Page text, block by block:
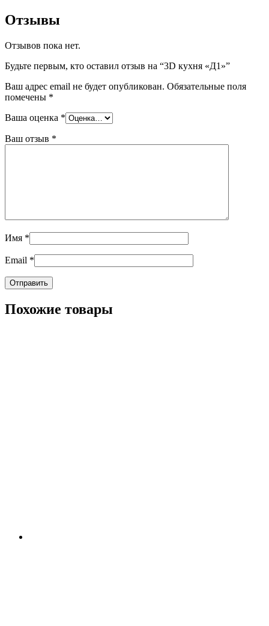
Отзывы
Отзывов пока нет.
Будьте первым, кто оставил отзыв на “3D кухня «Д1»”
Ваш адрес email не будет опубликован. Обязательные поля
помечены *
Ваша оценка *
Ваш отзыв *
Имя *
Email *
Похожие товары